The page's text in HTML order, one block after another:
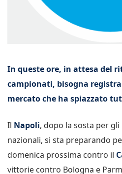
In queste ore, in attesa del
campionati, bisogna
mercato che ha spiazzato
Il Napoli, dopo la sosta per
nazionali, si sta preparando
domenica prossima contro il
vittorie contro Bologna e